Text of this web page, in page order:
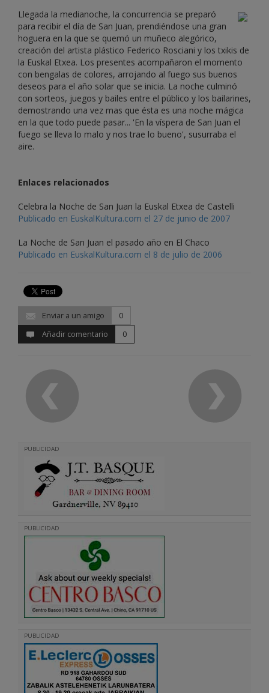
Llegada la medianoche, la concurrencia se preparó
para recibir el día de San Juan, prendiéndose una gran
hoguera en la que se quemó un muñeco alegórico,
creación del artista plástico Federico Rosciani y los txikis de
la Euskal Etxea. Los presentes acompañaron el momento
con bengalas de colores, arrojando al fuego sus buenos
deseos para el año solar que se inicia. La noche culminó
con sorteos, juegos y bailes entre el público y los bailarines,
demostrando una vez mas que ésta es una noche mágica
en la que todo puede pasar... 'En la víspera de San Juan el
fuego se lleva lo malo y nos trae lo bueno', susurraba el
aire.
Enlaces relacionados
Celebra la Noche de San Juan la Euskal Etxea de Castelli
Publicado en EuskalKultura.com el 27 de junio de 2007
La Noche de San Juan el pasado año en El Chaco
Publicado en EuskalKultura.com el 8 de julio de 2006
Enviar a un amigo
0
Añadir comentario
0
PUBLICIDAD
PUBLICIDAD
PUBLICIDAD